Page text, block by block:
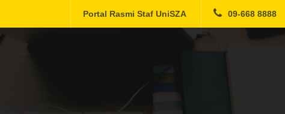
Portal Rasmi Staf UniSZA 09-668 8888